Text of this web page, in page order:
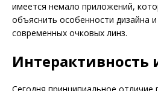
имеется немало приложений,
объяснить особенности дизайна
современных очковых линз.
Интерактивность